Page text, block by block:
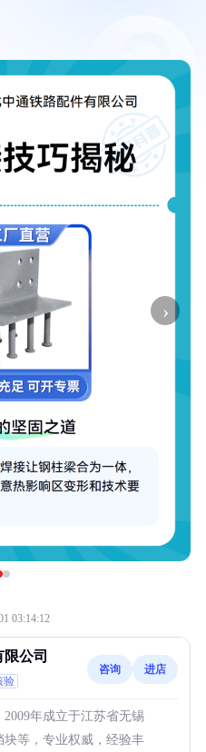
›
03:14:12
公司
验
咨询 进店
年成立于江苏省无锡
等，专业权威，经验丰